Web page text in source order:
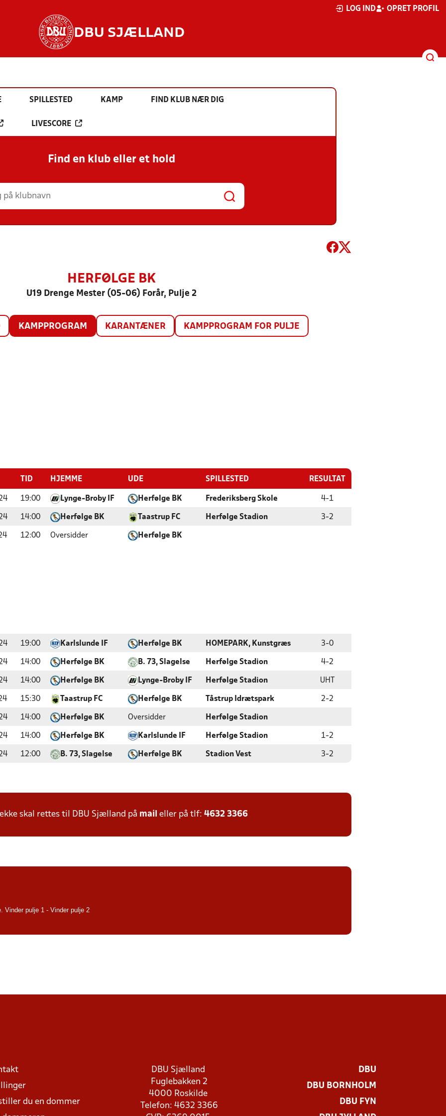
LOG IND OPRET PROFIL
DBU SJÆLLAND
SPILLESTED KAMP FIND KLUB NÆR DIG
LIVESCORE
Find en klub eller et hold
HERFØLGE BK
U19 Drenge Mester (05-06) Forår, Pulje 2
KAMPPROGRAM KARANTÆNER KAMPPROGRAM FOR PULJE
TID HJEMME UDE SPILLESTED RESULTAT
19:00 Lynge-Broby IF Herfølge BK Frederiksberg Skole 4-1
14:00 Herfølge BK Taastrup FC Herfølge Stadion 3-2
12:00 Oversidder Herfølge BK
19:00 Karlslunde IF Herfølge BK HOMEPARK, Kunstgræs 3-0
14:00 Herfølge BK B. 73, Slagelse Herfølge Stadion 4-2
14:00 Herfølge BK Lynge-Broby IF Herfølge Stadion UHT
15:30 Taastrup FC Herfølge BK Tåstrup Idrætspark 2-2
14:00 Herfølge BK Oversidder Herfølge Stadion
14:00 Herfølge BK Karlslunde IF Herfølge Stadion 1-2
12:00 B. 73, Slagelse Herfølge BK Stadion Vest 3-2
skal rettes til DBU Sjælland på mail eller på tlf: 4632 3366
Vinder pulje 1 - Vinder pulje 2
du en dommer
DBU Sjælland
Fuglebakken 2
4000 Roskilde
Telefon: 4632 3366
DBU
DBU BORNHOLM
DBU FYN